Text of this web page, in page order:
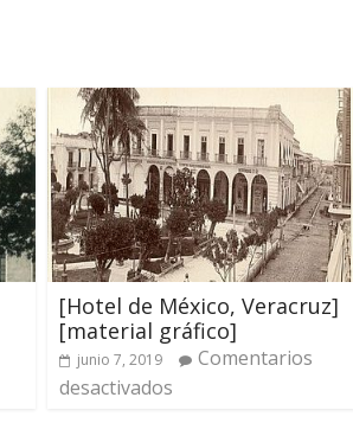
[Hotel de México, Veracruz]
[material gráfico]
junio 7, 2019
Comentarios
desactivados